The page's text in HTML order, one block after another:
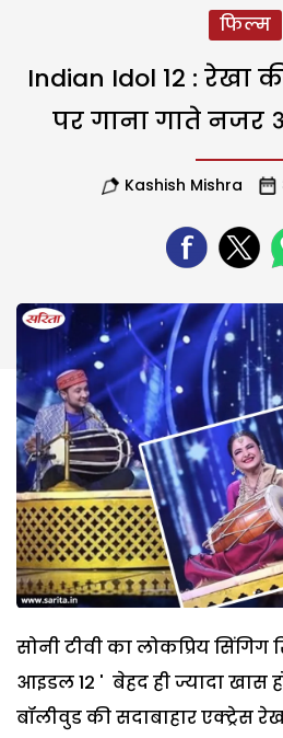
फिल्म
Indian Idol 12 : रेखा
पर गाना गाते
Kashish Mishra
सोनी टीवी का लोकप्रिय सिंगिग
आइडल 12 ' बेहद ही ज्यादा खास
बॉलीवुड की सदाबाहार एक्ट्रेस